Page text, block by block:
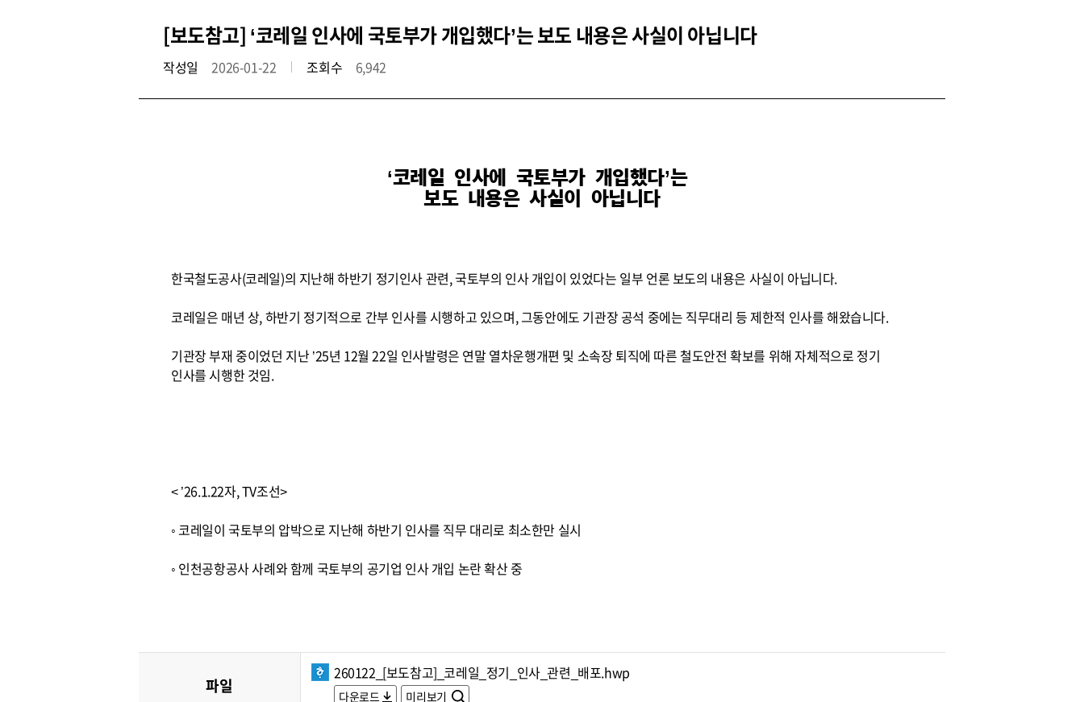
[보도참고] ‘코레일 인사에 국토부가 개입했다’는 보도 내용은 사실이 아닙니다
작성일 2026-01-22 조회수 6,942
‘코레일 인사에 국토부가 개입했다’는
보도 내용은 사실이 아닙니다
한국철도공사(코레일)의 지난해 하반기 정기인사 관련, 국토부의 인사 개입이 있었다는 일부 언론 보도의 내용은 사실이 아닙니다.
코레일은 매년 상, 하반기 정기적으로 간부 인사를 시행하고 있으며, 그동안에도 기관장 공석 중에는 직무대리 등 제한적 인사를 해왔습니다.
기관장 부재 중이었던 지난 ’25년 12월 22일 인사발령은 연말 열차운행개편 및 소속장 퇴직에 따른 철도안전 확보를 위해 자체적으로 정기
인사를 시행한 것임.
< ’26.1.22자, TV조선>
◦ 코레일이 국토부의 압박으로 지난해 하반기 인사를 직무 대리로 최소한만 실시
◦ 인천공항공사 사례와 함께 국토부의 공기업 인사 개입 논란 확산 중
파일
260122_[보도참고]_코레일_정기_인사_관련_배포.hwp
다운로드 미리보기